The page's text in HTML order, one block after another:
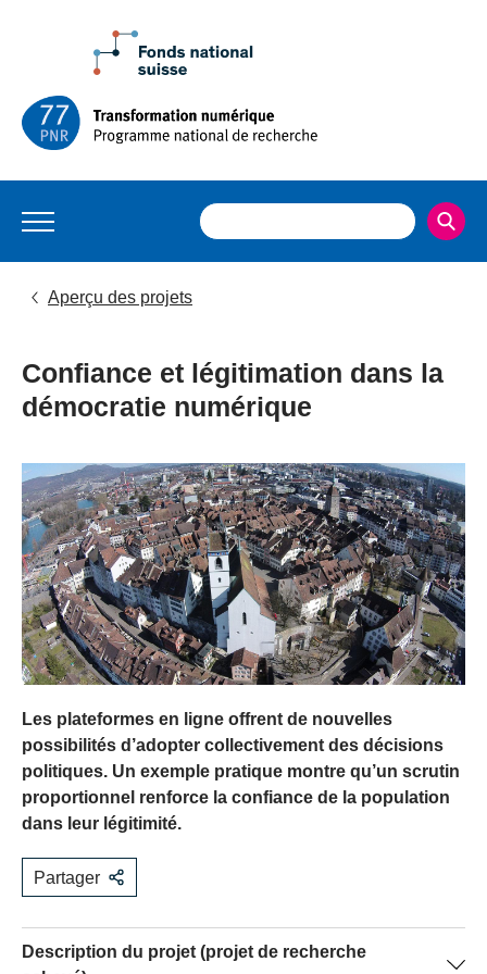
Aperçu des projets
Confiance et légitimation dans la
démocratie numérique
Les plateformes en ligne offrent de nouvelles
possibilités d’adopter collectivement des décisions
politiques. Un exemple pratique montre qu’un scrutin
proportionnel renforce la confiance de la population
dans leur légitimité.
Partager
Description du projet (projet de recherche